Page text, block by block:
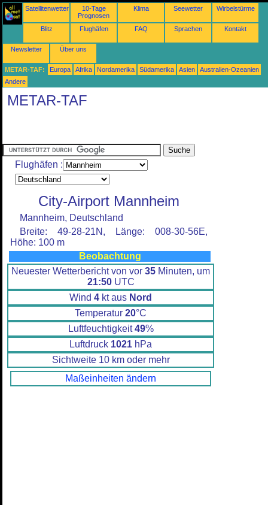
Satellitenwetter
10-Tage
Prognosen
Klima Seewetter Wirbelstürme
Blitz Flughäfen FAQ Sprachen Kontakt
Newsletter Über uns
METAR-TAF: Europa Afrika Nordamerika Südamerika Asien
Australien-Ozeanien
Andere
METAR-TAF
Flughäfen :
City-Airport Mannheim
Mannheim, Deutschland
Breite: 49-28-21N, Länge: 008-30-56E,
Höhe: 100 m
Beobachtung
Neuester Wetterbericht von vor 35 Minuten, um
21:50UTC
Wind 4 kt aus Nord
Temperatur 20°C
Luftfeuchtigkeit49%
Luftdruck 1021 hPa
Sichtweite 10 km oder mehr
Maßeinheiten ändern